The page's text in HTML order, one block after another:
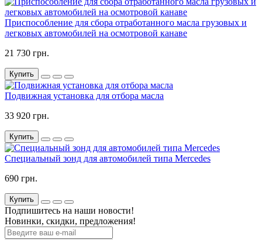
Приспособление для сбора отработанного масла грузовых и
легковых автомобилей на осмотровой канаве
21 730 грн.
Купить
Подвижная установка для отбора масла
33 920 грн.
Купить
Специальный зонд для автомобилей типа Mercedes
690 грн.
Купить
Подпишитесь на наши новости!
Новинки, скидки, предложения!